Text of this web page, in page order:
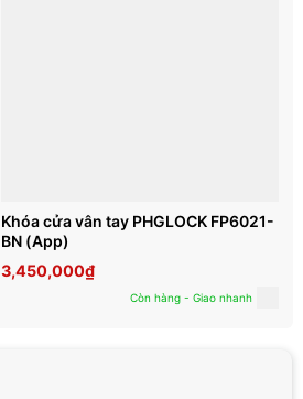
Khóa cửa vân tay PHGLOCK FP6021-
BN (App)
3,450,000₫
Còn hàng - Giao nhanh